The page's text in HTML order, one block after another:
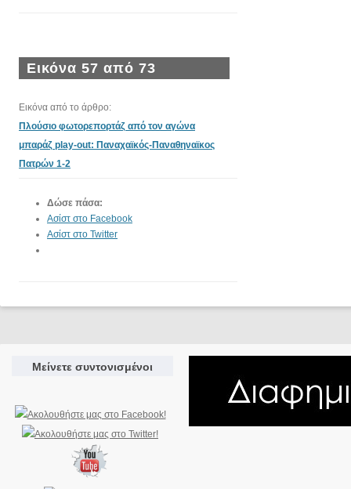
Εικόνα 57 από 73
Εικόνα από το άρθρο:
Πλούσιο φωτορεπορτάζ από τον αγώνα
μπαράζ play-out: Παναχαϊκός-Παναθηναϊκος
Πατρών 1-2
Δώσε πάσα:
Ασίστ στο Facebook
Ασίστ στο Twitter
Μείνετε συντονισμένοι